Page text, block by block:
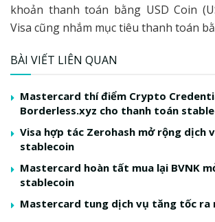
khoản thanh toán bằng USD Coin
Visa cũng nhắm mục tiêu thanh toán
BÀI VIẾT LIÊN QUAN
Mastercard thí điểm Crypto
Borderless.xyz cho thanh toán
Visa hợp tác Zerohash mở rộng dịch
stablecoin
Mastercard hoàn tất mua lại BVNK
stablecoin
Mastercard tung dịch vụ tăng tốc ra